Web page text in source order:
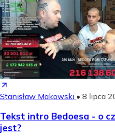
Stanisław Makowski • 8 lipca
Tekst intro Bedoesa - o
jest?